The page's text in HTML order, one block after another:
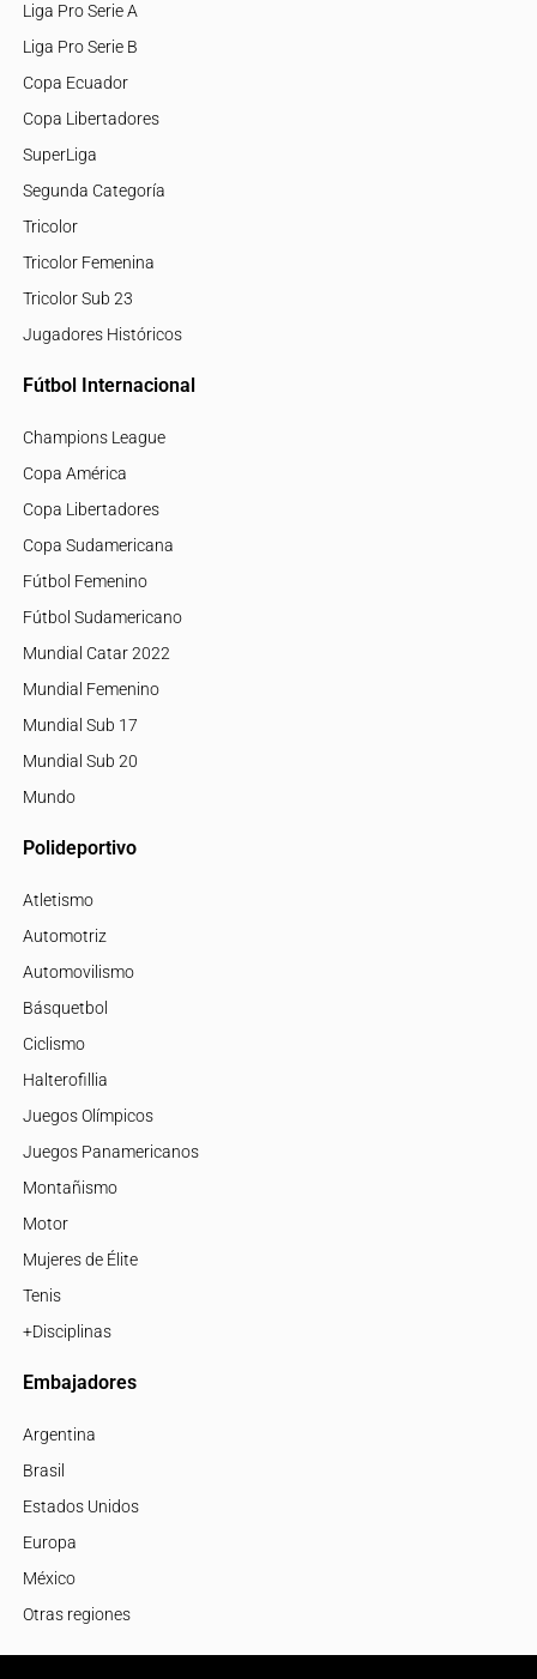
Liga Pro Serie A
Liga Pro Serie B
Copa Ecuador
Copa Libertadores
SuperLiga
Segunda Categoría
Tricolor
Tricolor Femenina
Tricolor Sub 23
Jugadores Históricos
Fútbol Internacional
Champions League
Copa América
Copa Libertadores
Copa Sudamericana
Fútbol Femenino
Fútbol Sudamericano
Mundial Catar 2022
Mundial Femenino
Mundial Sub 17
Mundial Sub 20
Mundo
Polideportivo
Atletismo
Automotriz
Automovilismo
Básquetbol
Ciclismo
Halterofillia
Juegos Olímpicos
Juegos Panamericanos
Montañismo
Motor
Mujeres de Élite
Tenis
+Disciplinas
Embajadores
Argentina
Brasil
Estados Unidos
Europa
México
Otras regiones